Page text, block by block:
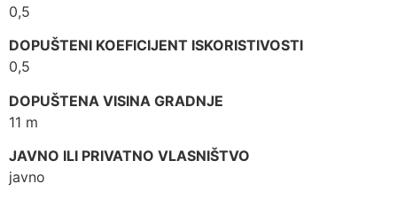
0,5
DOPUŠTENI KOEFICIJENT ISKORISTIVOSTI
0,5
DOPUŠTENA VISINA GRADNJE
11 m
JAVNO ILI PRIVATNO VLASNIŠTVO
javno